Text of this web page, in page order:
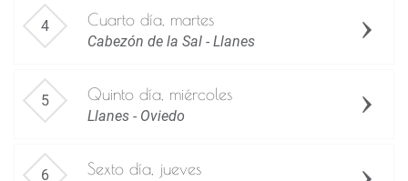
Cuarto día, martes
Cabezón de la Sal - Llanes
Quinto día, miércoles
Llanes - Oviedo
Sexto día, jueves